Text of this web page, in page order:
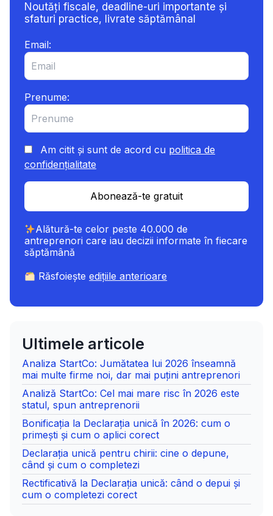
Noutăți fiscale, deadline-uri importante și
sfaturi practice, livrate săptămânal
Email:
Prenume:
Am citit și sunt de acord cu politica de
confidențialitate
Abonează-te gratuit
Alătură-te celor peste 40.000 de
antreprenori care iau decizii informate în fiecare
săptămână
Răsfoieșteedițiile anterioare
Ultimele articole
Analiza StartCo: Jumătatea lui 2026 înseamnă
mai multe firme noi, dar mai puțini antreprenori
Analiză StartCo: Cel mai mare risc în 2026 este
statul, spun antreprenorii
Bonificația la Declarația unică în 2026: cum o
primești și cum o aplici corect
Declarația unică pentru chirii: cine o depune,
când și cum o completezi
Rectificativă la Declarația unică: când o depui și
cum o completezi corect